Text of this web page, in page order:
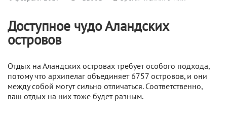
Доступное чудо Аландских
островов
Отдых на Аландских островах требует особого подхода,
потому что архипелаг объединяет 6757 островов, и они
между собой могут сильно отличаться. Соответственно,
ваш отдых на них тоже будет разным.